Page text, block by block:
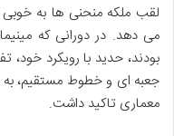
لقب ملکه منحنی ها به
می دهد. در دورانی که
بودند، حدید با رویکرد خود،
جعبه ای و خطوط مستقیم، به
معماری تاکید داشت.